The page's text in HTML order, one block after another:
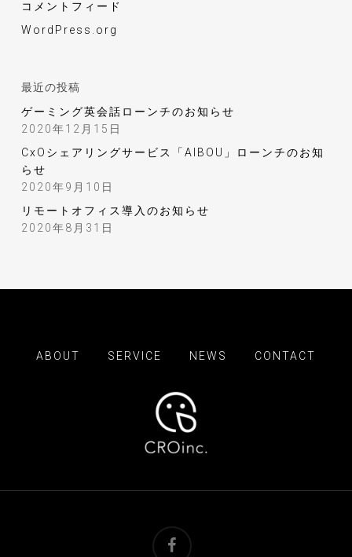
コメントフィード
WordPress.org
最近の投稿
ゲーミング英会話ローンチのお知らせ
2020年12月15日
CxOシェアリングサービス「AIBOU」ローンチのお知
らせ
2020年9月10日
リモートオフィス導入のお知らせ
2020年8月31日
ABOUT SERVICE NEWS CONTACT
facebook